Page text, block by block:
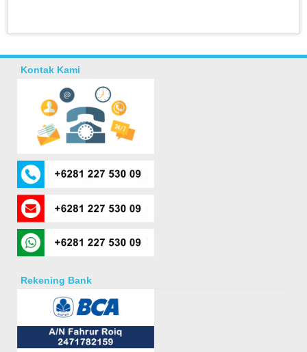
Kontak Kami
Rekening Bank